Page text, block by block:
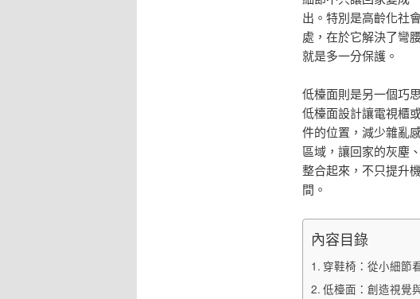
出。特別是高齡化社
處，在於它解決了彎
就是多一分保護。
低檯面則是另一個巧
低檯面設計讓電視櫃
件的位置，減少雜亂
區域，讓回家的灰塵
整合起來，不只提升
間。
內容目錄
穿鞋椅：從小細節
低檯面：創造視覺